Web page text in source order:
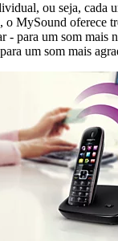
ou seja, cada
o MySound oferece
- para um som mais
um som mais